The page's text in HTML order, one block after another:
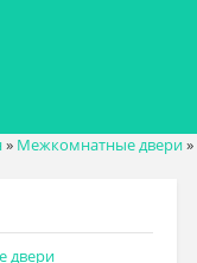
» Межкомнатные двери»
двери